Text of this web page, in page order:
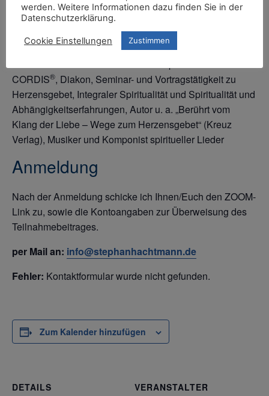
25 € pro ZOOM-Meeting (zwei Stunden)
Leitung
CORDIS®, Diakon, Seminar- und Vortragstätigkeit zu
Herzensgebet, Integraler Spiritualität und Spiritualität und
Abhängigkeitserfahrungen, Autor u. a. „Berührt vom
Klang der Liebe – Wege zum Herzensgebet“ (Kreuz
Verlag), Musiker und Komponist spiritueller Lieder
Anmeldung
Nach der Anmeldung schicke ich Ihnen/Euch den ZOOM-
Link zu, sowie die Kontoangaben zur Überweisung des
Teilnahmebeitrages.
per Mail an: info@stephanhachtmann.de
Fehler: Kontaktformular wurde nicht gefunden.
Zum Kalender hinzufügen
DETAILS
VERANSTALTER
werden. Weitere Informationen dazu finden Sie in der
Datenschutzerklärung.
Cookie Einstellungen Zustimmen